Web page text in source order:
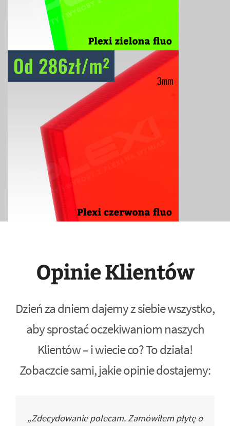
Opinie Klientów
Dzień za dniem dajemy z siebie wszystko,
aby sprostać oczekiwaniom naszych
Klientów – i wiecie co? To działa!
Zobaczcie sami, jakie opinie dostajemy:
„Zdecydowanie polecam. Zamówiłem płytę o